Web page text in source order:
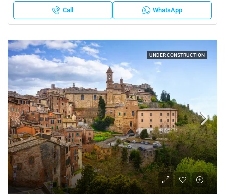
Call WhatsApp
UNDER CONSTRUCTION